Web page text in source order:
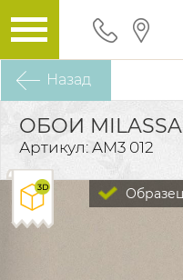
Назад
ОБОИ
Артикул: AM3 012